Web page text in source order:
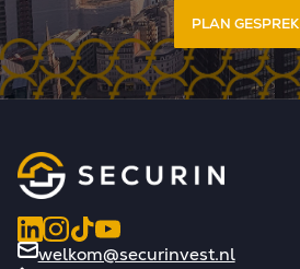
PLAN GESPREK
welkom@securinvest.nl